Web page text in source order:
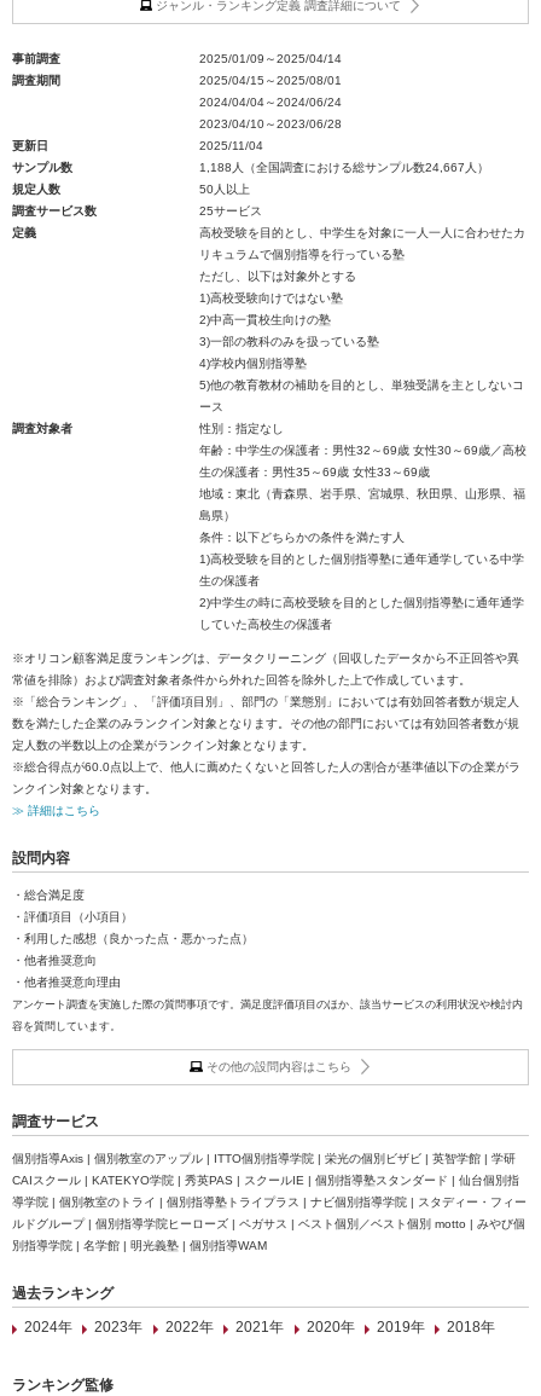
ジャンル・ランキング定義 調査詳細について
事前調査
2025/01/09～2025/04/14
調査期間
2025/04/15～2025/08/01
2024/04/04～2024/06/24
2023/04/10～2023/06/28
更新日
2025/11/04
サンプル数
1,188人（全国調査における総サンプル数24,667人）
規定人数
50人以上
調査サービス数
25サービス
定義
高校受験を目的とし、中学生を対象に一人一人に合わせたカ
リキュラムで個別指導を行っている塾
ただし、以下は対象外とする
1)高校受験向けではない塾
2)中高一貫校生向けの塾
3)一部の教科のみを扱っている塾
4)学校内個別指導塾
5)他の教育教材の補助を目的とし、単独受講を主としないコ
ース
調査対象者
性別：指定なし
年齢：中学生の保護者：男性32～69歳 女性30～69歳／高校
生の保護者：男性35～69歳 女性33～69歳
地域：東北（青森県、岩手県、宮城県、秋田県、山形県、福
島県）
条件：以下どちらかの条件を満たす人
1)高校受験を目的とした個別指導塾に通年通学している中学
生の保護者
2)中学生の時に高校受験を目的とした個別指導塾に通年通学
していた高校生の保護者
※オリコン顧客満足度ランキングは、データクリーニング（回収したデータから不正回答や異
常値を排除）および調査対象者条件から外れた回答を除外した上で作成しています。
※「総合ランキング」、「評価項目別」、部門の「業態別」においては有効回答者数が規定人
数を満たした企業のみランクイン対象となります。その他の部門においては有効回答者数が規
定人数の半数以上の企業がランクイン対象となります。
※総合得点が60.0点以上で、他人に薦めたくないと回答した人の割合が基準値以下の企業がラ
ンクイン対象となります。
≫ 詳細はこちら
設問内容
・総合満足度
・評価項目（小項目）
・利用した感想（良かった点・悪かった点）
・他者推奨意向
・他者推奨意向理由
アンケート調査を実施した際の質問事項です。満足度評価項目のほか、該当サービスの利用状況や検討内
容を質問しています。
その他の設問内容はこちら
調査サービス
個別指導Axis | 個別教室のアップル | ITTO個別指導学院 | 栄光の個別ビザビ | 英智学館 | 学研
CAIスクール | KATEKYO学院 | 秀英PAS | スクールIE | 個別指導塾スタンダード | 仙台個別指
導学院 | 個別教室のトライ | 個別指導塾トライプラス | ナビ個別指導学院 | スタディー・フィー
ルドグループ | 個別指導学院ヒーローズ | ペガサス | ベスト個別／ベスト個別 motto | みやび個
別指導学院 | 名学館 | 明光義塾 | 個別指導WAM
過去ランキング
2024年
2023年 2022年 2021年 2020年 2019年 2018年
ランキング監修